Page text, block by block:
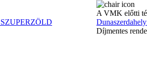
SZUPERZÖLD
A VMK előtti
Díjmentes